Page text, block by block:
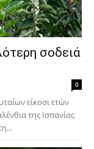
σοδειά
0
είκοσι ετών
της Ισπανίας